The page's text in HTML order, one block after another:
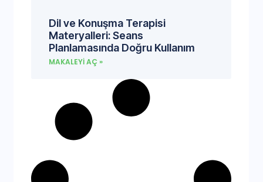
Dil ve Konuşma Terapisi
Materyalleri: Seans
Planlamasında Doğru Kullanım
MAKALEYI AÇ »